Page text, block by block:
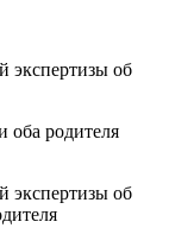
экспертизы об
оба родителя
экспертизы об